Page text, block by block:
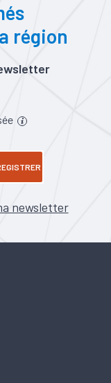
région
newsletter